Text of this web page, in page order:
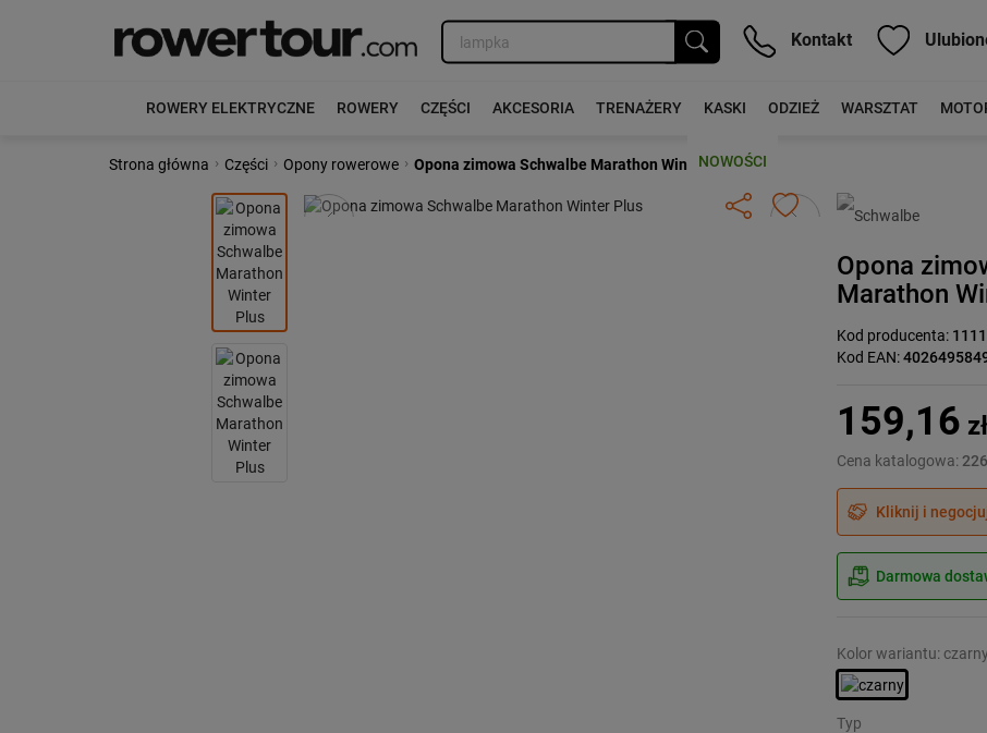
Kontakt
ROWERY ELEKTRYCZNE ROWERY CZĘŚCI AKCESORIA TRENAŻERY KASKI ODZIEŻ WARSZTAT
NOWOŚCI
Strona główna › Części › Opony rowerowe › Opona zimowa Schwalbe Marathon Winter Plus
Poprzedni Następny
Opona
Marathon
Kod producenta:
Kod EAN:
159,16 zł
Cena katalogowa:
Kliknij i
Darmowa
Kolor wariantu: czarny
Typ